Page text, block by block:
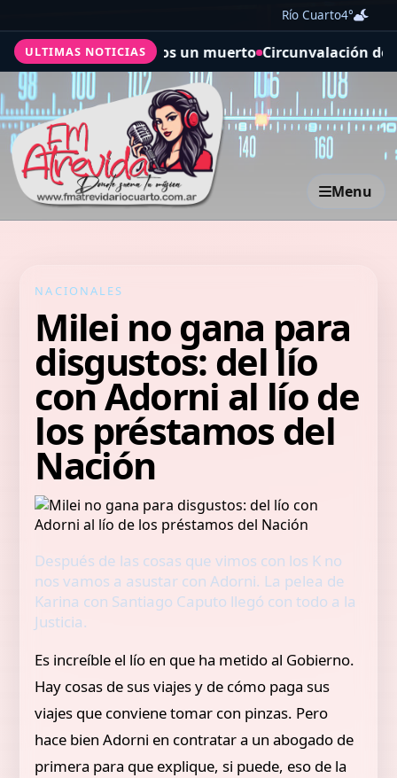
Río Cuarto4°
ULTIMAS NOTICIAS
al menos un muerto Circunvalación de Río Cuarto:
Menu
NACIONALES
Milei no gana para
disgustos: del lío
con Adorni al lío de
los préstamos del
Nación
Después de las cosas que vimos con los K no
nos vamos a asustar con Adorni. La pelea de
Karina con Santiago Caputo llegó con todo a la
Justicia.
Es increíble el lío en que ha metido al Gobierno.
Hay cosas de sus viajes y de cómo paga sus
viajes que conviene tomar con pinzas. Pero
hace bien Adorni en contratar a un abogado de
primera para que explique, si puede, eso de la